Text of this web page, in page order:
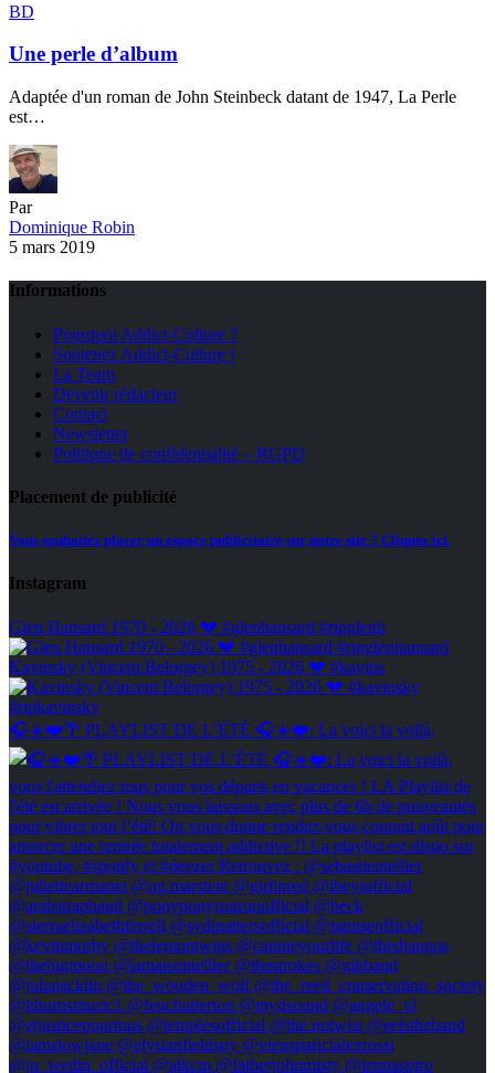
BD
Une perle d’album
Adaptée d'un roman de John Steinbeck datant de 1947, La Perle
est…
Par
Dominique Robin
5 mars 2019
Informations
Pourquoi Addict-Culture ?
Soutenez Addict-Culture !
La Team
Devenir rédacteur
Contact
Newsletter
Politique de confidentialité – RGPD
Placement de publicité
Vous souhaitez placer un espace publicitaire sur notre site ? Cliquez ici.
Instagram
Glen Hansard 1970 - 2026 💔 #glenhansard #ripglenh
Kavinsky (Vincent Belorgey) 1975 - 2026 💔 #kavins
🎧☀️❤️🌴 PLAYLIST DE L’ÉTÉ 🎧☀️❤️: La voici la voilà,